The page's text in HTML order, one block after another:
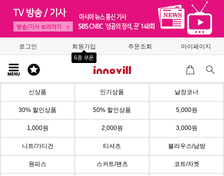
로그인 회원가입
6종 쿠폰
주문조회 마이페이지
신상품 인기상품 낱장코너
30% 할인상품 50% 할인상품 5,000원
1,000원 2,000원 3,000원
니트/가디건 티셔츠 블라우스/남방
원피스 스커트/팬츠 코트/자켓